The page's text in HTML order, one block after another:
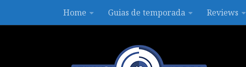
Skip to contentHome Guias de temporada Reviews